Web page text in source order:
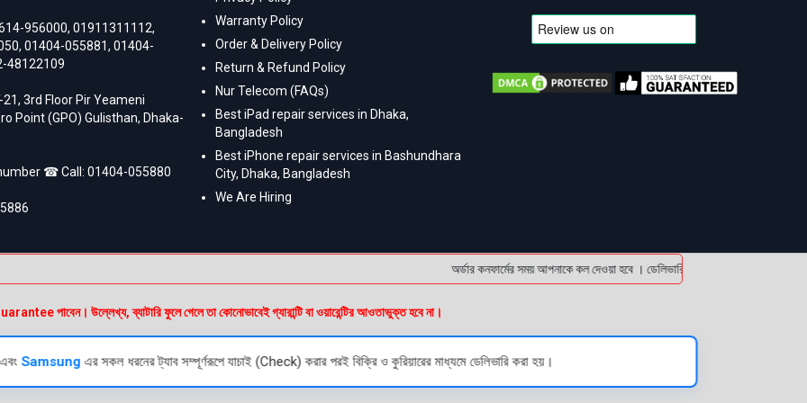
956000,01911311112,
,01404-055881,01404-
48122109
21, 3rd Floor Pir Yeameni
Point (GPO) Gulisthan, Dhaka-
☎ Call:01404-055880
Warranty Policy
Order & Delivery Policy
Return & Refund Policy
Nur Telecom (FAQs)
Best iPad repair services in Dhaka,
Bangladesh
Best iPhone repair services in Bashundhara
City, Dhaka, Bangladesh
We Are Hiring
অর্ডার কনফার্মের সময় আপনাকে কল দেওয়া হবে । ডেলিভারি চার্জটা অগ্রিম (bKash/
পাবেন। উল্লেখ্য, ব্যাটারি ফুলে গেলে তা কোনোভাবেই গ্যারান্টি বা ওয়ারেন্টির আওতাভুক্ত হবে না।
এবংSamsung এর সকল ধরনের ট্যাব সম্পূর্ণরূপে যাচাই (Check) করার পরই বিক্রি ও কুরিয়ারের মাধ্যমে ডেলিভারি করা হয়।